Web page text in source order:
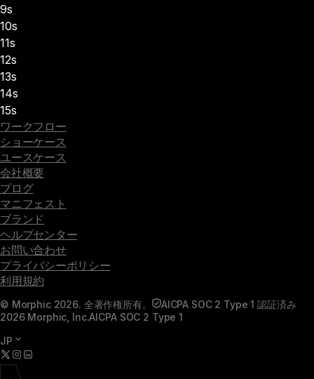
9s
10s
11s
12s
13s
14s
15s
ワークフロー
ショーケース
ユースケース
会社概要
ブログ
マニフェスト
ブランド
ヘルプセンター
お問い合わせ
プライバシーポリシー
利用規約
© Morphic 2026. 全著作権所有。
AICPA SOC 2 Type 1 認証済み
2026 Morphic, Inc.AICPA SOC 2 Type 1
JP